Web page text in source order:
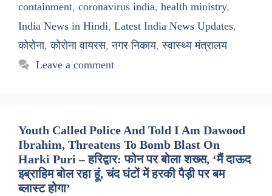
containment, coronavirus india, health ministry,
India News in Hindi, Latest India News Updates,
कोरोना,कोरोना वायरस,नगर निकाय,स्वास्थ्य मंत्रालय
Leave a comment
Youth Called Police And Told I Am Dawood
Ibrahim, Threatens To Bomb Blast On
Harki Puri – हरिद्वार: फोन पर बोला शख्स, ‘मैं दाऊद
इब्राहिम बोल रहा हूं, चंद घंटों में हरकी पैड़ी पर बम
ब्लास्ट होगा’